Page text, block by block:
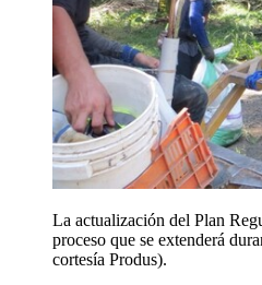
La actualización del Plan
proceso que se extenderá
cortesía Produs).